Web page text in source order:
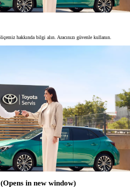
hakkında bilgi alın. Aracınızı güvenle kullanın.
(Opens in new window)